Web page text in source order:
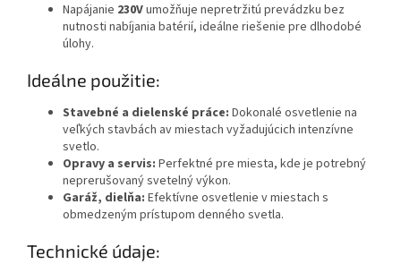
Napájanie 230Vumožňuje nepretržitú prevádzku bez
nutnosti nabíjania batérií, ideálne riešenie pre dlhodobé
úlohy.
Ideálne použitie:
Stavebné a dielenské práce: Dokonalé osvetlenie na
veľkých stavbách av miestach vyžadujúcich intenzívne
svetlo.
Opravy a servis: Perfektné pre miesta, kde je potrebný
neprerušovaný svetelný výkon.
Garáž, dielňa: Efektívne osvetlenie v miestach s
obmedzeným prístupom denného svetla.
Technické údaje: